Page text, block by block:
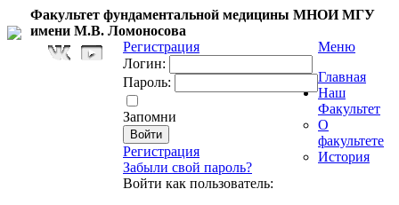
Факультет фундаментальной медицины МНОИ МГУ
имени М.В. Ломоносова
Регистрация
Логин:
Пароль:
Запомни
Регистрация
Забыли свой пароль?
Войти как пользователь:
Меню
Главная
Наш
Факультет
О
факультете
История